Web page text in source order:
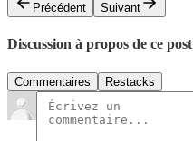
Précédent
Suivant
Discussion à propos de ce post
Commentaires Restacks